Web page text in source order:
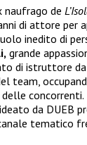
naufrago de
di attore per
inedito di
grande
di istruttore
team,
delle
da DUEB
tematico